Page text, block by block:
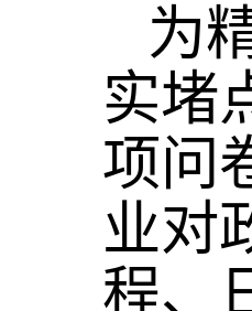
为
实堵
项问
业对
程、